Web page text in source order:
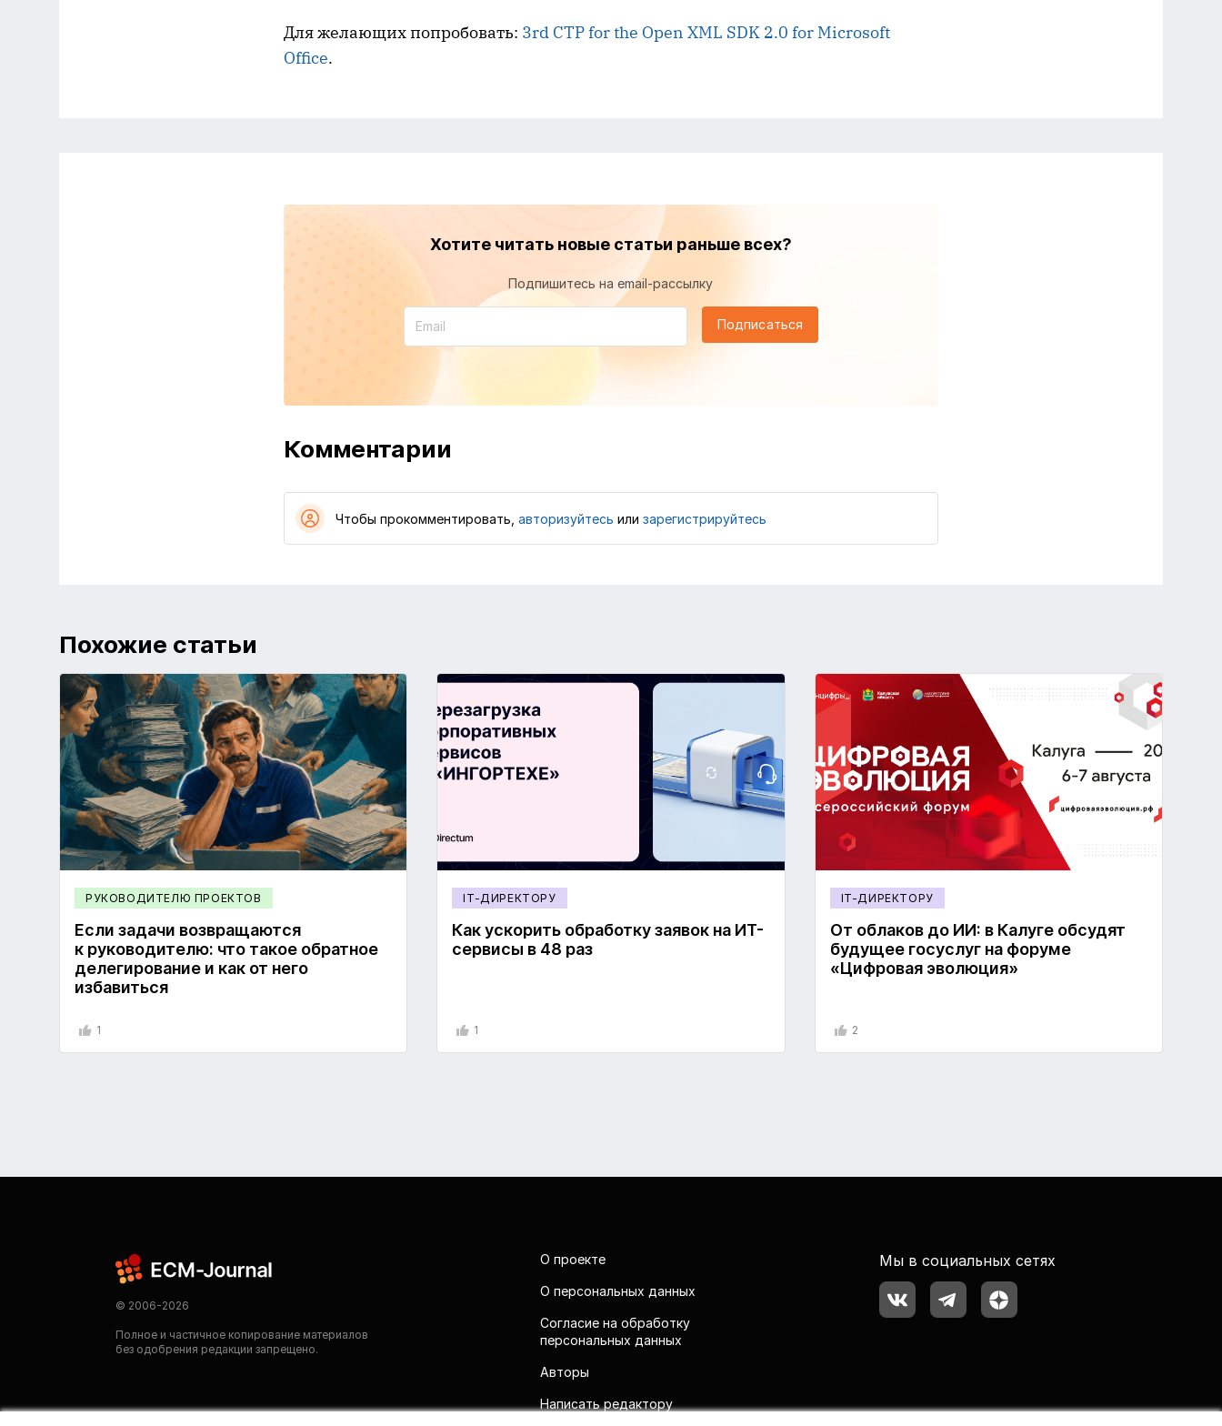
Для желающих попробовать: 3rd CTP for the Open XML SDK 2.0 for Microsoft
Office.
Хотите читать новые статьи раньше всех?
Подпишитесь на email-рассылку
Подписаться
Комментарии
Чтобы прокомментировать, авторизуйтесь или зарегистрируйтесь
Похожие статьи
РУКОВОДИТЕЛЮ ПРОЕКТОВ
Если задачи возвращаются
к руководителю: что такое обратное
делегирование и как от него
избавиться
1
IT-ДИРЕКТОРУ
Как ускорить обработку заявок на ИТ-
сервисы в 48 раз
1
IT-ДИРЕКТОРУ
От облаков до ИИ: в Калуге обсудят
будущее госуслуг на форуме
«Цифровая эволюция»
2
© 2006-2026
Полное и частичное копирование материалов
без одобрения редакции запрещено.
О проекте
О персональных данных
Согласие на обработку
персональных данных
Авторы
Написать редактору
Мы в социальных сетях